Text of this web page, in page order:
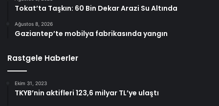
Tokat’ta Taşkın: 60 Bin Dekar Arazi Su Altında
Ağustos 8, 2026
Gaziantep’te mobilya fabrikasında yangın
Rastgele Haberler
Ekim 31, 2023
TKYB’nin aktifleri 123,6 milyar TL’ye ulaştı